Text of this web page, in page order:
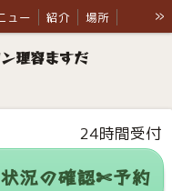
ュー 紹介
場所
ふくちゃんの部屋
»
ン理容ますだ
24時間受付
況の確認✄予約